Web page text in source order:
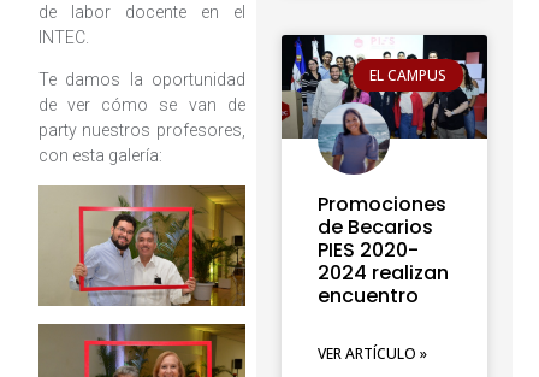
de labor docente en el
INTEC.
Te damos la oportunidad
de ver cómo se van de
party nuestros profesores,
con esta galería:
EL CAMPUS
Promociones
de Becarios
PIES 2020-
2024 realizan
encuentro
VER ARTÍCULO »